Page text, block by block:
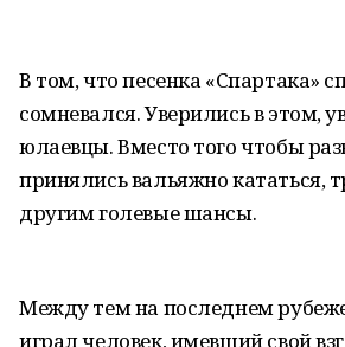
В том, что песенка «Спартака»
сомневался. Уверились в этом,
юлаевцы. Вместо того чтобы
принялись вальяжно кататься,
другим голевые шансы.
Между тем на последнем
играл человек, имевший свой